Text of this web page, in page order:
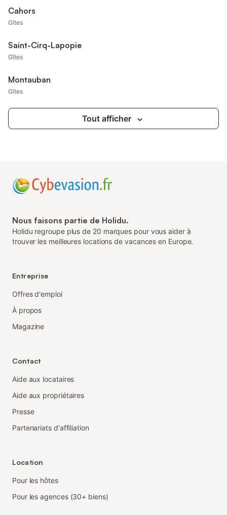
Cahors
Gîtes
Saint-Cirq-Lapopie
Gîtes
Montauban
Gîtes
Tout afficher
Nous faisons partie de Holidu.
Holidu regroupe plus de 20 marques pour vous aider à
trouver les meilleures locations de vacances en Europe.
Entreprise
Offres d'emploi
À propos
Magazine
Contact
Aide aux locataires
Aide aux propriétaires
Presse
Partenariats d'affiliation
Location
Pour les hôtes
Pour les agences (30+ biens)